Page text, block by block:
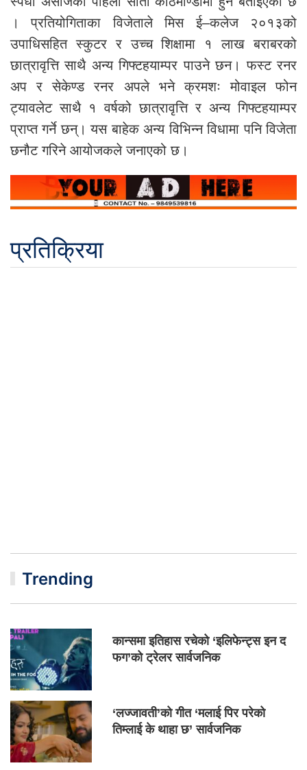
। प्रतियोगिताका विजेताले मिस ई–कलेज २०१३को
उपाधिसहित स्कुटर र उच्च शिक्षामा १ लाख बराबरको
छात्रावृत्ति साथै अन्य गिफ्टहयाम्पर पाउने छन। फस्ट रनर
अप र सेकेण्ड रनर अपले भने क्रमशः मोवाइल फोन
ट्यावलेट साथै १ वर्षको छात्रावृत्ति र अन्य गिफ्टहयाम्पर
प्राप्त गर्ने छन्। यस बाहेक अन्य विभिन्न विधामा पनि विजेता
छनौट गरिने आयोजकले जनाएको छ।
प्रतिक्रिया
Trending
कान्समा इतिहास रचेको ‘इलिफेन्ट्स इन द
फग’को ट्रेलर सार्वजनिक
‘लज्जावती’को गीत ‘मलाई पिर परेको
तिम्लाई के थाहा छ’ सार्वजनिक